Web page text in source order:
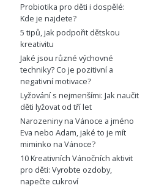
Probiotika pro děti i dospělé:
Kde je najdete?
5 tipů, jak podpořit dětskou
kreativitu
Jaké jsou různé výchovné
techniky? Co je pozitivní a
negativní motivace?
Lyžování s nejmenšími: Jak naučit
děti lyžovat od tří let
Narozeniny na Vánoce a jméno
Eva nebo Adam, jaké to je mít
miminko na Vánoce?
10 Kreativních Vánočních aktivit
pro děti: Vyrobte ozdoby,
napečte cukroví